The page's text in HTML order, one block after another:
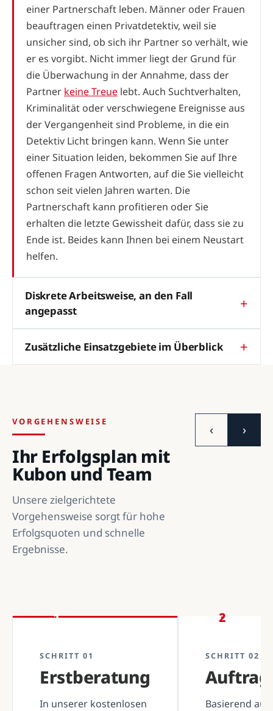
einer Partnerschaft leben. Männer oder Frauen
beauftragen einen Privatdetektiv, weil sie
unsicher sind, ob sich ihr Partner so verhält, wie
er es vorgibt. Nicht immer liegt der Grund für
die Überwachung in der Annahme, dass der
Partner keine Treue lebt. Auch Suchtverhalten,
Kriminalität oder verschwiegene Ereignisse aus
der Vergangenheit sind Probleme, in die ein
Detektiv Licht bringen kann. Wenn Sie unter
einer Situation leiden, bekommen Sie auf Ihre
offenen Fragen Antworten, auf die Sie vielleicht
schon seit vielen Jahren warten. Die
Partnerschaft kann profitieren oder Sie
erhalten die letzte Gewissheit dafür, dass sie zu
Ende ist. Beides kann Ihnen bei einem Neustart
helfen.
Diskrete Arbeitsweise, an den Fall
angepasst
Zusätzliche Einsatzgebiete im Überblick
VORGEHENSWEISE
Ihr Erfolgsplan mit
Kubon und Team
Unsere zielgerichtete
Vorgehensweise sorgt für hohe
Erfolgsquoten und schnelle
Ergebnisse.
‹ ›
1
SCHRITT 01
Erstberatung
In unserer kostenlosen
2
SCHRITT 02
Basierend